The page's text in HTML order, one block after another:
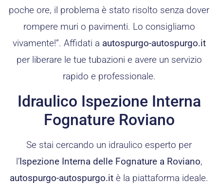
poche ore, il problema è stato risolto senza dover
rompere muri o pavimenti. Lo consigliamo
vivamente!”. Affidati a autospurgo-autospurgo.it
per liberare le tue tubazioni e avere un servizio
rapido e professionale.
Idraulico Ispezione Interna
Fognature Roviano
Se stai cercando un idraulico esperto per
l’Ispezione Interna delle Fognature a Roviano,
autospurgo-autospurgo.it è la piattaforma ideale.